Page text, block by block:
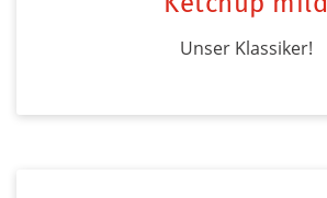
Unser Klassiker!